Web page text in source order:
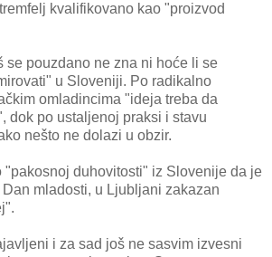
kvalifikovano kao "proizvod
se pouzdano ne zna ni hoće li se
u Sloveniji. Po radikalno
omladincima "ideja treba da
dok po ustaljenoj praksi i stavu
nešto ne dolazi u obzir.
"pakosnoj duhovitosti" iz Slovenije da je
mladosti, u Ljubljani zakazan
i za sad još ne sasvim izvesni